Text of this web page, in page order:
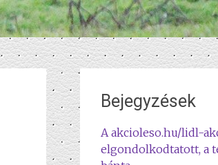
Bejegyzések
A akcioleso.hu/lidl-
elgondolkodtatott, a